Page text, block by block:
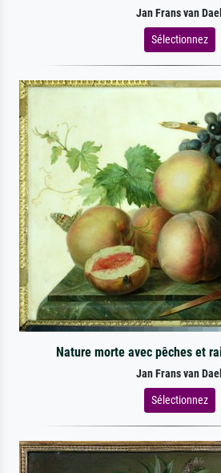
Jan Frans van Dael
Sélectionnez
Nature morte avec pêches et
Jan Frans van Dael
Sélectionnez